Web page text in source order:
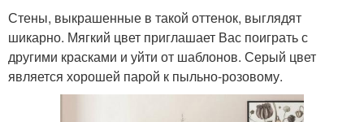
Стены, выкрашенные в такой оттенок, выглядят
шикарно. Мягкий цвет приглашает Вас поиграть с
другими красками и уйти от шаблонов. Серый цвет
является хорошей парой к пыльно-розовому.